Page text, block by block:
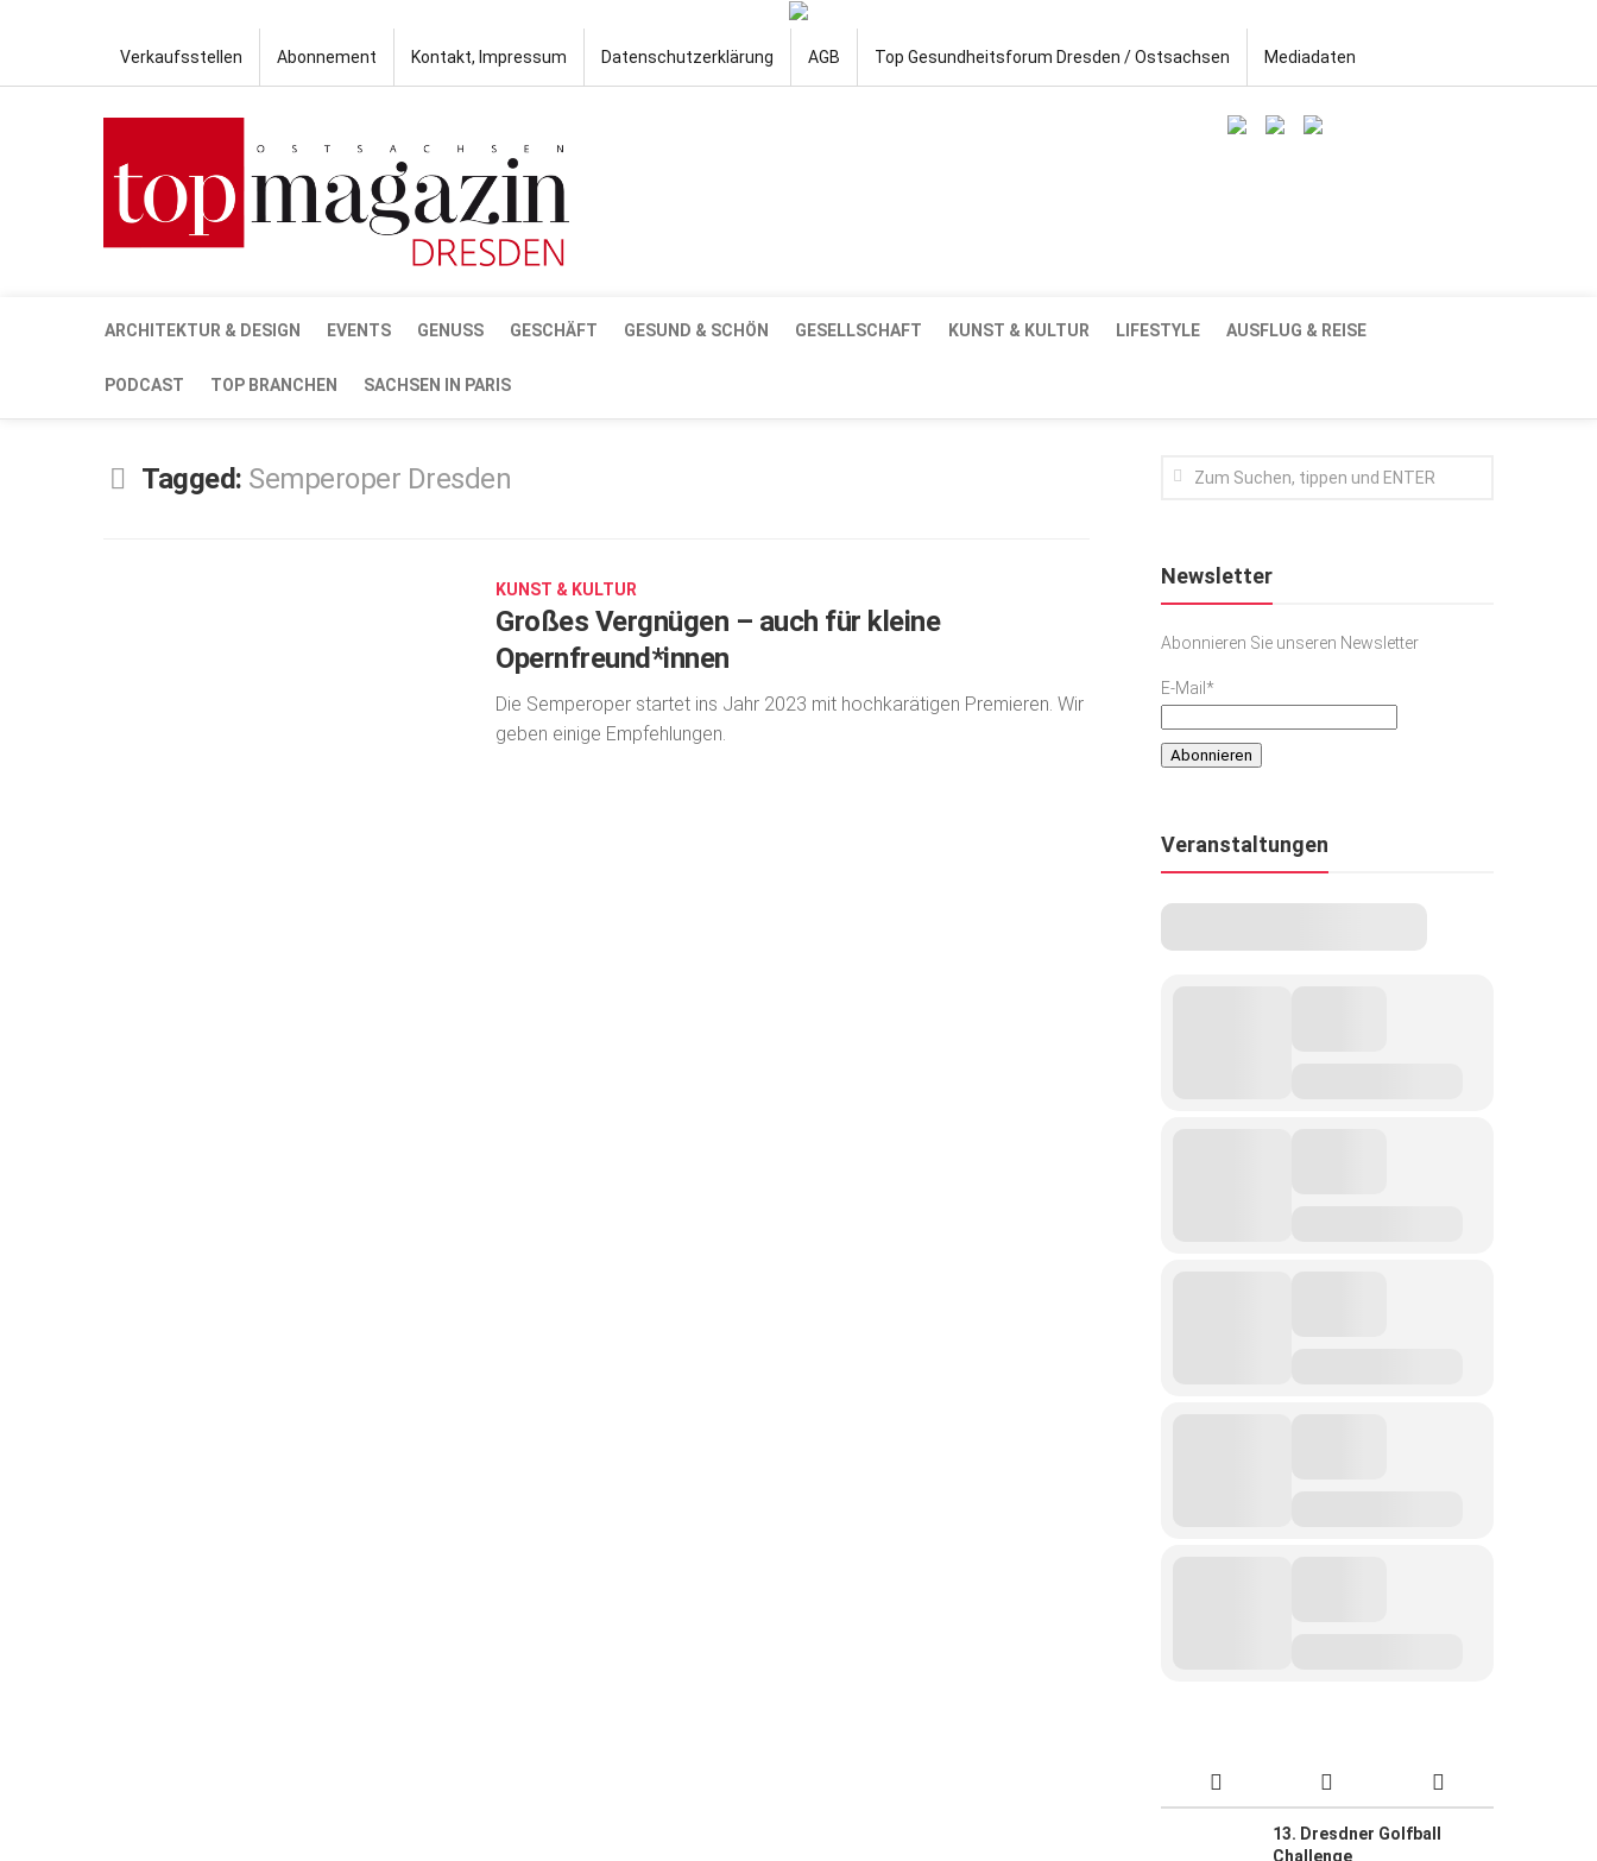
Verkaufsstellen Abonnement Kontakt, Impressum Datenschutzerklärung AGB Top Gesundheitsforum Dresden / Ostsachsen Mediadaten
ARCHITEKTUR & DESIGN EVENTS GENUSS GESCHÄFT GESUND & SCHÖN GESELLSCHAFT KUNST & KULTUR LIFESTYLE AUSFLUG & REISE
PODCAST TOP BRANCHEN SACHSEN IN PARIS
Tagged: Semperoper Dresden
KUNST & KULTUR
Großes Vergnügen – auch für kleine
Opernfreund*innen
Die Semperoper startet ins Jahr 2023 mit hochkarätigen Premieren. Wir
geben einige Empfehlungen.
Newsletter
Abonnieren Sie unseren Newsletter
E-Mail*
Veranstaltungen
13. Dresdner Golfball
Challenge